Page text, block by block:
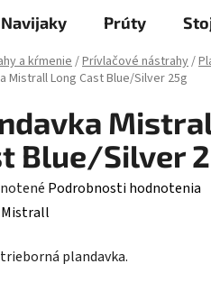
Navijaky Prúty
a kŕmenie/Prívlačové nástrahy/
Mistrall Long Cast Blue/Silver 25g
Blue/Silver
Podrobnosti hodnotenia
Mistrall
plandavka.